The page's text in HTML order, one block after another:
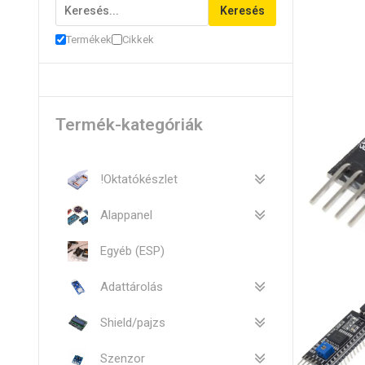
Keresés
Termékek Cikkek
Termék-kategóriák
!Oktatókészlet
Alappanel
Egyéb (ESP)
Adattárolás
Shield/pajzs
Szenzor